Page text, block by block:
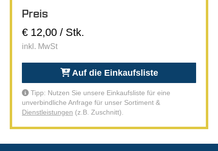
Preis
€ 12,00 / Stk.
inkl. MwSt
Auf die Einkaufsliste
Tipp: Nutzen Sie unsere Einkaufsliste für eine
unverbindliche Anfrage für unser Sortiment &
Dienstleistungen (z.B. Zuschnitt).